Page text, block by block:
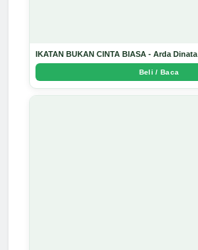
IKATAN BUKAN CINTA BIASA - Arda Dinata
Beli / Baca